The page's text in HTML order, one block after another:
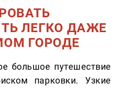
ЛЕГКО ДАЖЕ
ГОРОДЕ
большое путешествие
парковки. Узкие